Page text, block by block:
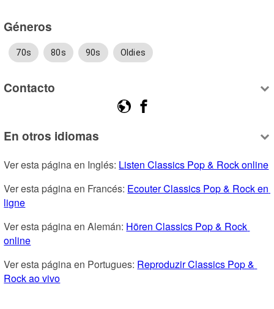
Géneros
70s 80s 90s Oldies
Contacto
En otros idiomas
Ver esta página en Inglés: Listen Classics Pop & Rock online
Ver esta página en Francés: Ecouter Classics Pop & Rock en
ligne
Ver esta página en Alemán: Hören Classics Pop & Rock
online
Ver esta página en Portugues: Reproduzir Classics Pop &
Rock ao vivo